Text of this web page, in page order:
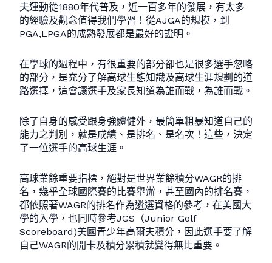
夫運動從1880年代普及，近一百多年的發展，有太多
的經驗及觀念值得我們學習！從AJGA的規模，到
PGA,LPGA的成熟發展都是最好的證明。
在學球的過程中，有很重要的部分卻也是很多選手忽略
的部分，是充分了解高球生態知識及高球生涯規劃的道
路選擇，這會讓選手及家長知道為誰而戰，為誰而戰。
除了自身的感受跟身強體健外，最簡單粗暴知道自己的
能力之判別，就是成績、是排名、是名次！這些，決定
了一位選手的高球生涯。
高球業餘重要指標，絕對是世界業餘積分WAGR的排
名，幾乎全球國際賽的比賽舉辦，甚至國內的排名賽，
都依照著WAGR的排名作為遴選資格的參考，在美國大
學的入學，也同時參考JGS（Junior Golf
Scoreboard)美國青少年高爾夫積分，因此選手要了解
自己WAGR的開卡及積分累積就變得無比重要。